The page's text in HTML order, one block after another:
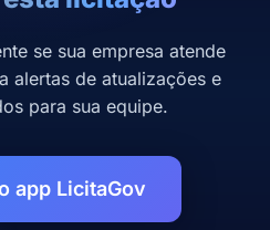
se sua empresa atende
alertas de atualizações e
para sua equipe.
app LicitaGov